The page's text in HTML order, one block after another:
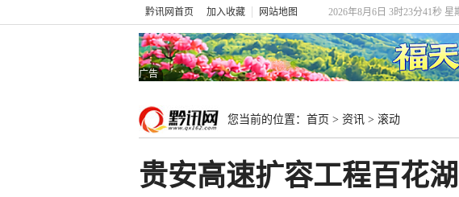
黔讯网首页 加入收藏 网站地图 2026年8月6日 3时23分42秒 星
广告
您当前的位置： 首页 > 资讯 > 滚动
贵安高速扩容工程百花